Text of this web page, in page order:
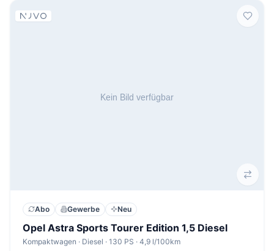
Abo Gewerbe Neu
Opel Astra Sports Tourer Edition 1,5 Diesel
Kompaktwagen · Diesel · 130 PS · 4,9 l/100km